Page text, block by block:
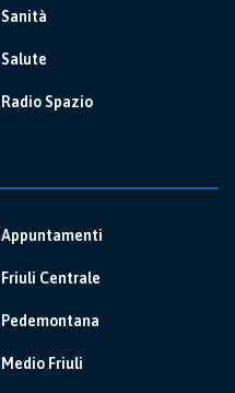
Sanità
Salute
Radio Spazio
Appuntamenti
Friuli Centrale
Pedemontana
Medio Friuli